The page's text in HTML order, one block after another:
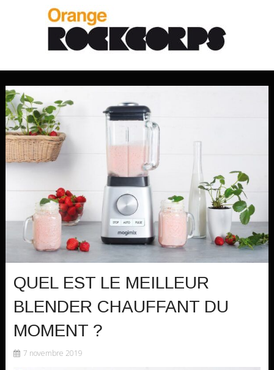
QUEL EST LE MEILLEUR
BLENDER CHAUFFANT DU
MOMENT ?
7 novembre 2019